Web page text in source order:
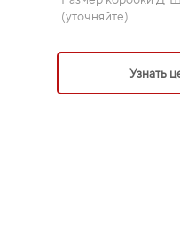
(уточняйте)
Узнать